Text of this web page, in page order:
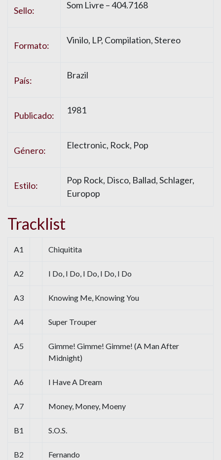
Sello: Som Livre – 404.7168
Formato: Vinilo, LP, Compilation, Stereo
País: Brazil
Publicado: 1981
Género: Electronic, Rock, Pop
Estilo: Pop Rock, Disco, Ballad,Schlager,
Europop
Tracklist
A1 Chiquitita
A2 I Do, I Do, I Do, I Do, I Do
A3 Knowing Me, Knowing You
A4 Super Trouper
A5
Gimme! Gimme! Gimme! (A Man After
Midnight)
A6 I Have A Dream
A7 Money, Money, Moeny
B1 S.O.S.
B2 Fernando